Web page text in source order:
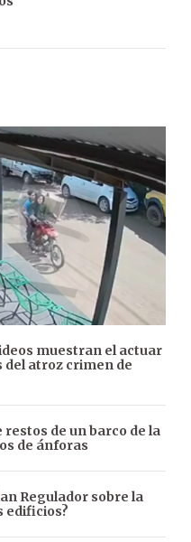
muestran el actuar
del atroz crimen de
restos de un barco de la
de ánforas
Regulador sobre la
edificios?